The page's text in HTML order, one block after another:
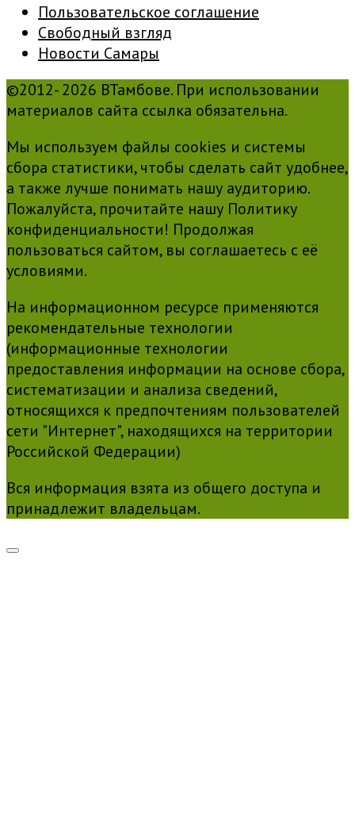
Пользовательское соглашение
Свободный взгляд
Новости Самары
©2012- 2026 ВТамбове. При использовании
материалов сайта ссылка обязательна.
Мы используем файлы cookies и системы
сбора статистики, чтобы сделать сайт удобнее,
а также лучше понимать нашу аудиторию.
Пожалуйста, прочитайте нашу Политику
конфиденциальности! Продолжая
пользоваться сайтом, вы соглашаетесь с её
условиями.
На информационном ресурсе применяются
рекомендательные технологии
(информационные технологии
предоставления информации на основе сбора,
систематизации и анализа сведений,
относящихся к предпочтениям пользователей
сети "Интернет", находящихся на территории
Российской Федерации)
Вся информация взята из общего доступа и
принадлежит владельцам.